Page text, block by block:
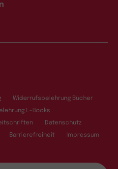
Widerrufsbelehrung Bücher
E-Books
Datenschutz
Barrierefreiheit Impressum